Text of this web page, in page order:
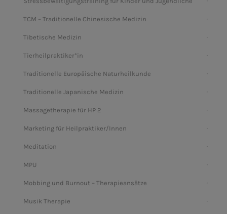
TCM – Traditionelle Chinesische Medizin
Tibetische Medizin
Tierheilpraktiker*in
Traditionelle Europäische Naturheilkunde
Traditionelle Japanische Medizin
Massagetherapie für HP 2
Marketing für Heilpraktiker/Innen
Meditation
MPU
Mobbing und Burnout – Therapieansätze
Musik Therapie